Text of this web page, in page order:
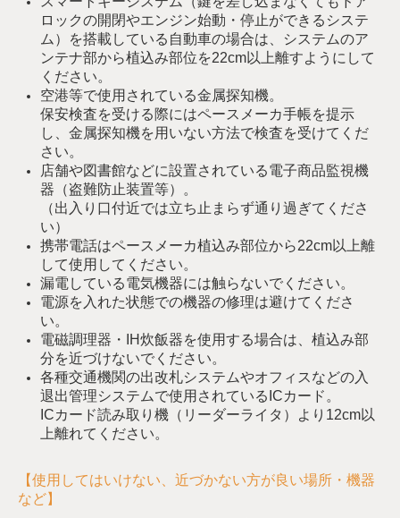
ロックの開閉やエンジン始動・停止ができるシステ
ム）を搭載している自動車の場合は、システムのア
ンテナ部から植込み部位を22cm以上離すようにして
ください。
空港等で使用されている金属探知機。
保安検査を受ける際にはペースメーカ手帳を提示
し、金属探知機を用いない方法で検査を受けてくだ
さい。
店舗や図書館などに設置されている電子商品監視機
器（盗難防止装置等）。
（出入り口付近では立ち止まらず通り過ぎてくださ
い）
携帯電話はペースメーカ植込み部位から22cm以上離
して使用してください。
漏電している電気機器には触らないでください。
電源を入れた状態での機器の修理は避けてくださ
い。
電磁調理器・IH炊飯器を使用する場合は、植込み部
分を近づけないでください。
各種交通機関の出改札システムやオフィスなどの入
退出管理システムで使用されているICカード。
ICカード読み取り機（リーダーライタ）より12cm以
上離れてください。
【使用してはいけない、近づかない方が良い場所・機器
など】